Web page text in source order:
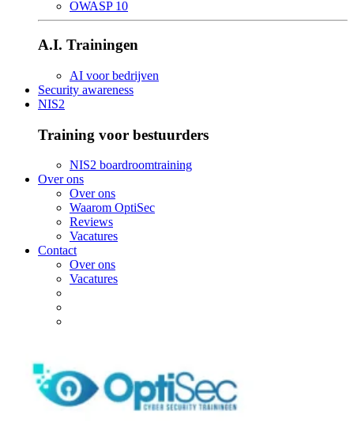
OWASP 10
A.I. Trainingen
AI voor bedrijven
Security awareness
NIS2
Training voor bestuurders
NIS2 boardroomtraining
Over ons
Over ons
Waarom OptiSec
Reviews
Vacatures
Contact
Over ons
Vacatures